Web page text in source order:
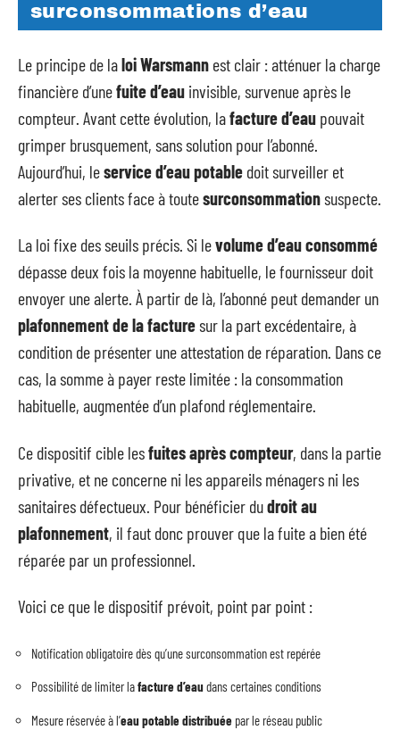
surconsommations d’eau
Le principe de laloi Warsmann est clair : atténuer la charge
financière d’unefuite d’eau invisible, survenue après le
compteur. Avant cette évolution, lafacture d’eau pouvait
grimper brusquement, sans solution pour l’abonné.
Aujourd’hui, leservice d’eau potable doit surveiller et
alerter ses clients face à toutesurconsommationsuspecte.
La loi fixe des seuils précis. Si levolume d’eau consommé
dépasse deux fois la moyenne habituelle, le fournisseur doit
envoyer une alerte. À partir de là, l’abonné peut demander un
plafonnement de la facturesur la part excédentaire, à
condition de présenter une attestation de réparation. Dans ce
cas, la somme à payer reste limitée : la consommation
habituelle, augmentée d’un plafond réglementaire.
Ce dispositif cible lesfuites après compteur, dans la partie
privative, et ne concerne ni les appareils ménagers ni les
sanitaires défectueux. Pour bénéficier dudroit au
plafonnement, il faut donc prouver que la fuite a bien été
réparée par un professionnel.
Voici ce que le dispositif prévoit, point par point :
Notification obligatoire dès qu’une surconsommation est repérée
Possibilité de limiter lafacture d’eaudans certaines conditions
Mesure réservée à l’eau potable distribuée par le réseau public